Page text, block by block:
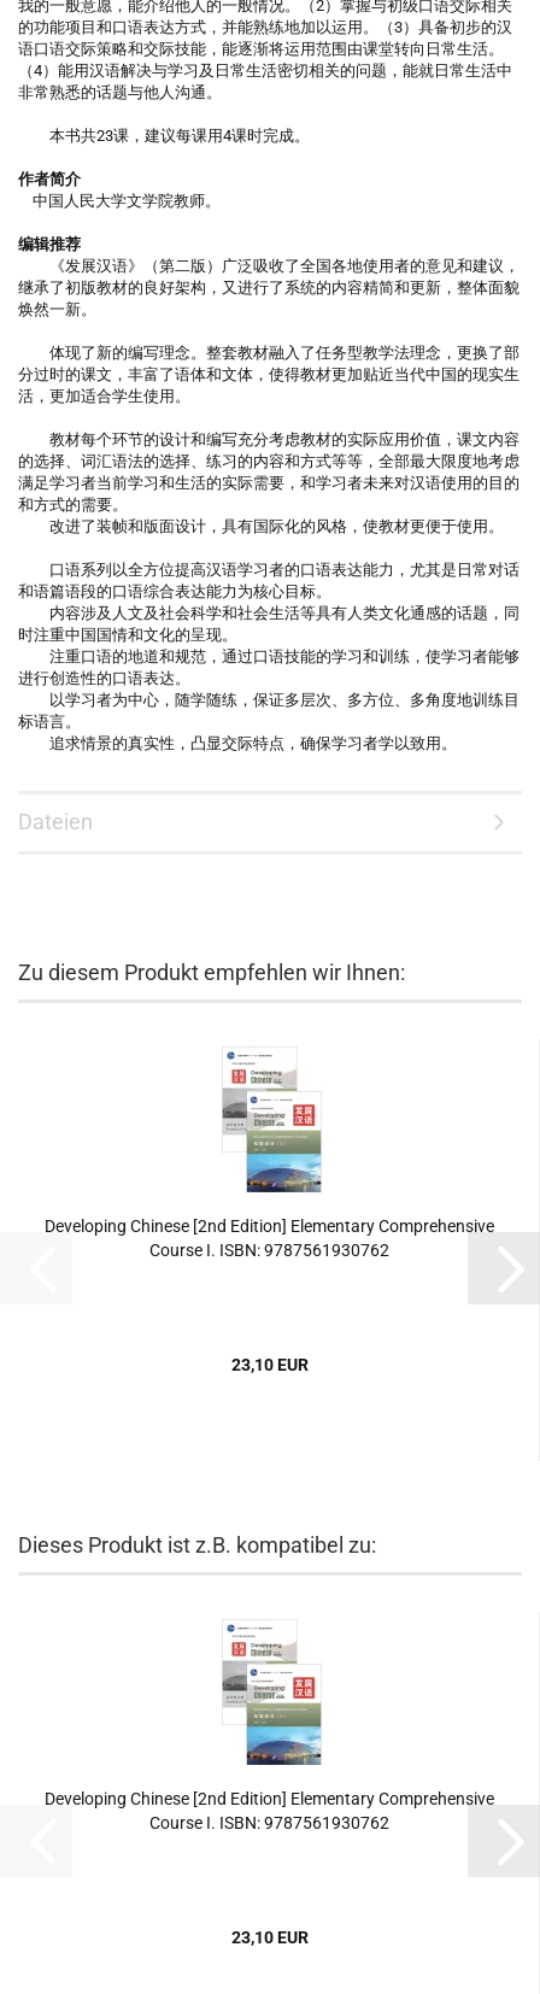
我的一般意愿，能介绍他人的一般情况。（2）掌握与初级口语交际相关
的功能项目和口语表达方式，并能熟练地加以运用。（3）具备初步的汉
语口语交际策略和交际技能，能逐渐将运用范围由课堂转向日常生活。
（4）能用汉语解决与学习及日常生活密切相关的问题，能就日常生活中
非常熟悉的话题与他人沟通。
本书共23课，建议每课用4课时完成。
作者简介
中国人民大学文学院教师。
编辑推荐
《发展汉语》（第二版）广泛吸收了全国各地使用者的意见和建议，
继承了初版教材的良好架构，又进行了系统的内容精简和更新，整体面貌
焕然一新。
体现了新的编写理念。整套教材融入了任务型教学法理念，更换了部
分过时的课文，丰富了语体和文体，使得教材更加贴近当代中国的现实生
活，更加适合学生使用。
教材每个环节的设计和编写充分考虑教材的实际应用价值，课文内容
的选择、词汇语法的选择、练习的内容和方式等等，全部最大限度地考虑
满足学习者当前学习和生活的实际需要，和学习者未来对汉语使用的目的
和方式的需要。
改进了装帧和版面设计，具有国际化的风格，使教材更便于使用。
口语系列以全方位提高汉语学习者的口语表达能力，尤其是日常对话
和语篇语段的口语综合表达能力为核心目标。
内容涉及人文及社会科学和社会生活等具有人类文化通感的话题，同
时注重中国国情和文化的呈现。
注重口语的地道和规范，通过口语技能的学习和训练，使学习者能够
进行创造性的口语表达。
以学习者为中心，随学随练，保证多层次、多方位、多角度地训练目
标语言。
追求情景的真实性，凸显交际特点，确保学习者学以致用。
Dateien
Zu diesem Produkt empfehlen wir Ihnen:
Developing Chinese [2nd Edition] Elementary Comprehensive
Course I. ISBN: 9787561930762
23,10 EUR
Dieses Produkt ist z.B. kompatibel zu:
Developing Chinese [2nd Edition] Elementary Comprehensive
Course I. ISBN: 9787561930762
23,10 EUR